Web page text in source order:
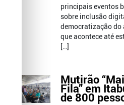
principais eventos
sobre inclusão
democratização do
que acontece até
[…]
Mutirão
Fila” em
de 800